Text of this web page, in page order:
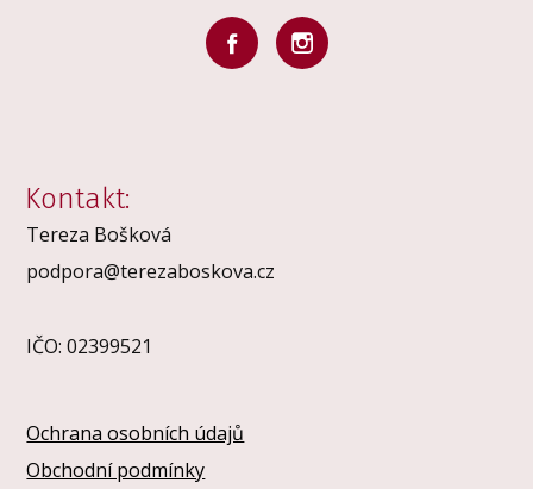
Kontakt:
Tereza Bošková
podpora@terezaboskova.cz
IČO: 02399521
Ochrana osobních údajů
Obchodní podmínky